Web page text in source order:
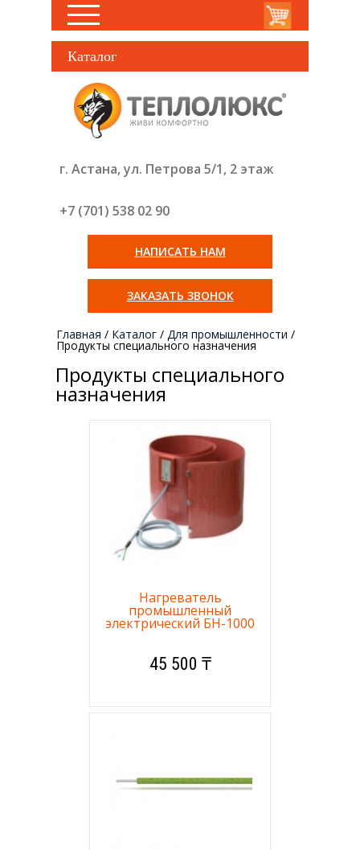
Каталог
г. Астана, ул. Петрова 5/1, 2 этаж
+7 (701) 538 02 90
НАПИСАТЬ НАМ
ЗАКАЗАТЬ ЗВОНОК
Главная / Каталог / Для промышленности /
Продукты специального назначения
Продукты специального
назначения
Нагреватель
промышленный
электрический БН-1000
45 500 ₸